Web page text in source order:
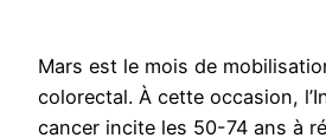
Mars est le mois de
colorectal. À cette occasion,
cancer incite les 50-74 ans à